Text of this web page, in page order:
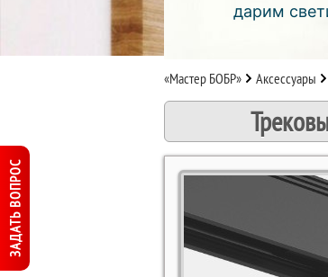
дарим
«Мастер БОБР» Аксессуары
ЗАДАТЬ ВОПРОС